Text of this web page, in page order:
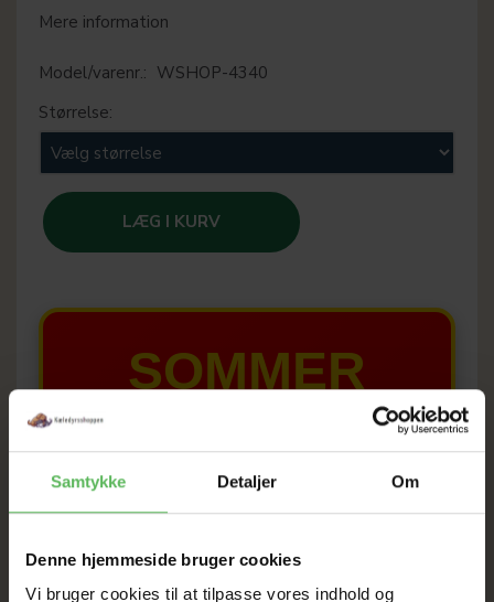
Samtykke Detaljer Om
Denne hjemmeside bruger cookies
Vi bruger cookies til at tilpasse vores indhold og
Mere information
Model/varenr.: WSHOP-4340
Størrelse:
LÆG I KURV
SOMMER
TIL D. 8 AUGUST
HELE WEBSHOPPEN ER
SAT NED